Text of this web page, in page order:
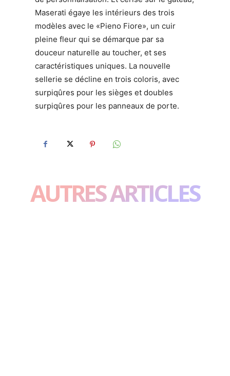
Maserati égaye les intérieurs des trois
modèles avec le «Pieno Fiore», un cuir
pleine fleur qui se démarque par sa
douceur naturelle au toucher, et ses
caractéristiques uniques. La nouvelle
sellerie se décline en trois coloris, avec
surpiqûres pour les sièges et doubles
surpiqûres pour les panneaux de porte.
AUTRES ARTICLES